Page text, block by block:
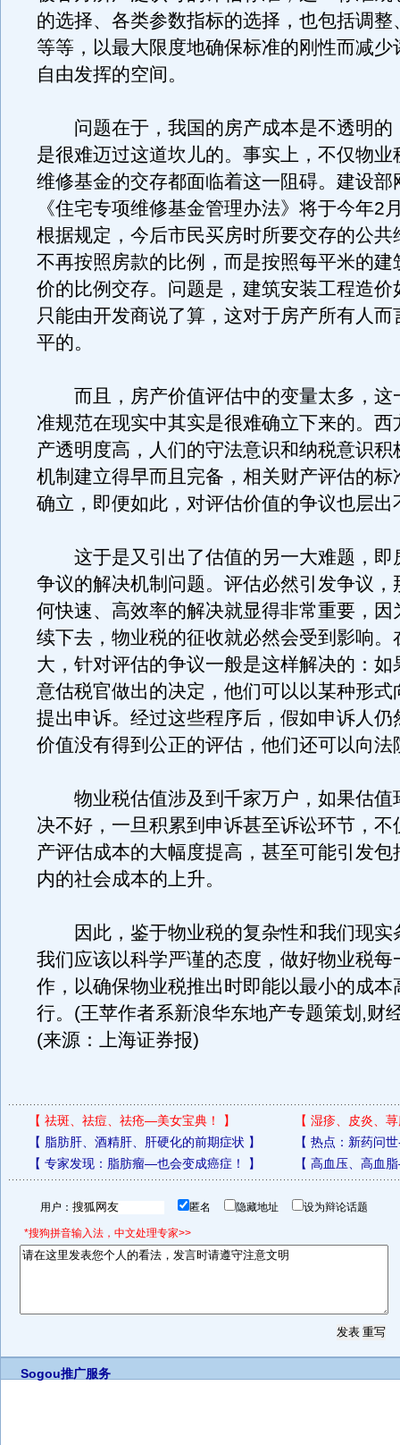
的选择、各类参数指标的选择，也包括调整
等等，以最大限度地确保标准的刚性而减少
自由发挥的空间。
问题在于，我国的房产成本是不透明的
是很难迈过这道坎儿的。事实上，不仅物业
维修基金的交存都面临着这一阻碍。建设部
《住宅专项维修基金管理办法》将于今年2
根据规定，今后市民买房时所要交存的公共
不再按照房款的比例，而是按照每平米的建
价的比例交存。问题是，建筑安装工程造价
只能由开发商说了算，这对于房产所有人而
平的。
而且，房产价值评估中的变量太多，这
准规范在现实中其实是很难确立下来的。西
产透明度高，人们的守法意识和纳税意识积
机制建立得早而且完备，相关财产评估的标
确立，即便如此，对评估价值的争议也层出
这于是又引出了估值的另一大难题，即
争议的解决机制问题。评估必然引发争议，
何快速、高效率的解决就显得非常重要，因
续下去，物业税的征收就必然会受到影响。
大，针对评估的争议一般是这样解决的：如
意估税官做出的决定，他们可以以某种形式
提出申诉。经过这些程序后，假如申诉人仍
价值没有得到公正的评估，他们还可以向法
物业税估值涉及到千家万户，如果估值
决不好，一旦积累到申诉甚至诉讼环节，不
产评估成本的大幅度提高，甚至可能引发包
内的社会成本的上升。
因此，鉴于物业税的复杂性和我们现实
我们应该以科学严谨的态度，做好物业税每
作，以确保物业税推出时即能以最小的成本
行。(王苹作者系新浪华东地产专题策划,财
(来源：上海证券报)
【 祛斑、祛痘、祛疮—美女宝典！ 】 【 湿疹、皮炎、
【 脂肪肝、酒精肝、肝硬化的前期症状 】 【 热点：新药问
【 专家发现：脂肪瘤—也会变成癌症！ 】 【 高血压、高血
用户： 匿名 隐藏地址 设为辩论话题
*搜狗拼音输入法，中文处理专家>>
Sogou推广服务